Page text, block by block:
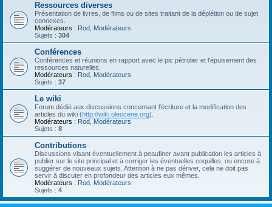
Ressources diverses
Présentation de livres, de films ou de sites traitant de la déplétion ou de sujet
connexes.
Modérateurs : Rod Modérateurs
Sujets : 304
Conférences
Conférences et réunions en rapport avec le pic pétrolier et l'épuisement des
ressources naturelles.
Modérateurs : Rod Modérateurs
Sujets : 37
Le wiki
Forum dédié aux discussions concernant l'écriture et la modification des
articles du wiki (http://wiki.oleocene.org).
Modérateurs : Rod Modérateurs
Sujets : 8
Contributions
Discussions visant éventuellement à peaufiner avant publication les articles à
publier sur le site principal et à corriger les éventuelles coquilles, ou encore à
suggérer de nouveaux sujets. Attention à ne pas dériver, cela ne doit pas
servir à discuter en profondeur des articles eux mêmes.
Modérateurs : Rod Modérateurs
Sujets : 4